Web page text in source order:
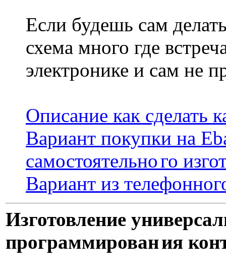
Если будешь сам
схема много где
электронике и сам не
Описание как сделать
Вариант покупки на
самостоятельного
Вариант из
Изготовление
программирования